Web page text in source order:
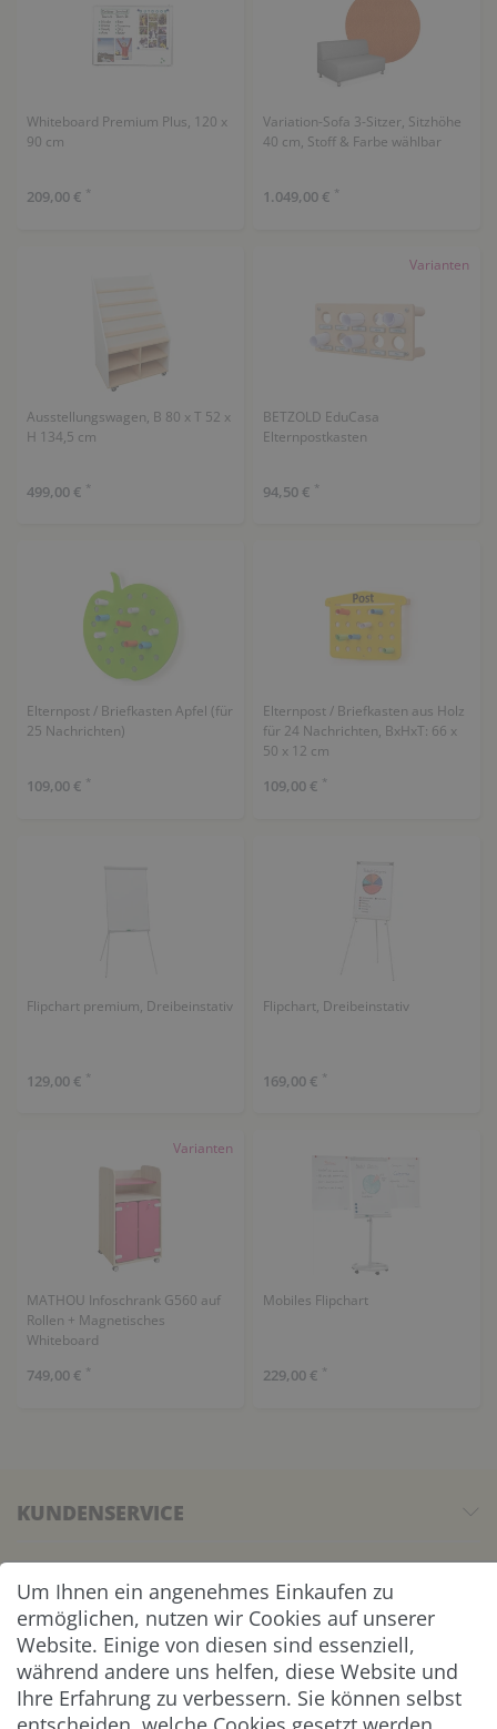
Whiteboard Premium Plus, 120 x
90 cm
209,00 € *
Variation-Sofa 3-Sitzer, Sitzhöhe
40 cm, Stoff & Farbe wählbar
1.049,00 € *
Ausstellungswagen, B 80 x T 52 x
H 134,5 cm
499,00 € *
Varianten
BETZOLD EduCasa
Elternpostkasten
94,50 € *
Elternpost / Briefkasten Apfel (für
25 Nachrichten)
109,00 € *
Elternpost / Briefkasten aus Holz
für 24 Nachrichten, BxHxT: 66 x
50 x 12 cm
109,00 € *
Flipchart premium, Dreibeinstativ
129,00 € *
Flipchart, Dreibeinstativ
169,00 € *
Varianten
MATHOU Infoschrank G560 auf
Rollen + Magnetisches
Whiteboard
749,00 € *
Mobiles Flipchart
229,00 € *
KUNDENSERVICE
UNTERNEHMEN & SERVICE
INFORMATION
NEWSLETTER
Um Ihnen ein angenehmes Einkaufen zu
ermöglichen, nutzen wir Cookies auf unserer
Website. Einige von diesen sind essenziell,
während andere uns helfen, diese Website und
Ihre Erfahrung zu verbessern. Sie können selbst